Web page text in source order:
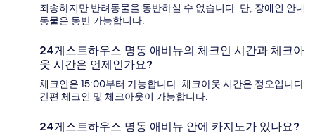
죄송하지만 반려동물을 동반하실 수 없습니다. 단, 장애인 안내
동물은 동반 가능합니다.
24게스트하우스 명동 애비뉴의 체크인 시간과 체크아
웃 시간은 언제인가요?
체크인은 15:00부터 가능합니다. 체크아웃 시간은 정오입니다.
간편 체크인 및 체크아웃이 가능합니다.
24게스트하우스 명동 애비뉴 안에 카지노가 있나요?